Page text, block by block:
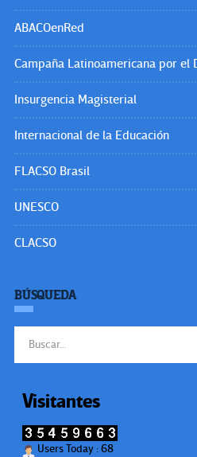
ABACOenRed
Campaña Latinoamericana por el
Insurgencia Magisterial
Internacional de la Educación
FLACSO Brasil
UNESCO
CLACSO
BÚSQUEDA
Visitantes
Users Today : 68